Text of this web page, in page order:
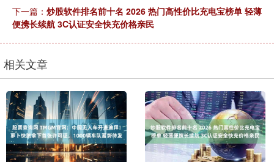
下一篇： 炒股软件排名前十名 2026 热门高性价比充电宝榜单 轻薄
便携长续航 3C认证安全快充价格亲民
相关文章